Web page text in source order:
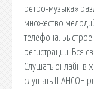
ретро-музыка»
множество
телефона. Быстрое
регистрации. Вся
Слушать онлайн в
слушать ШАНСОН